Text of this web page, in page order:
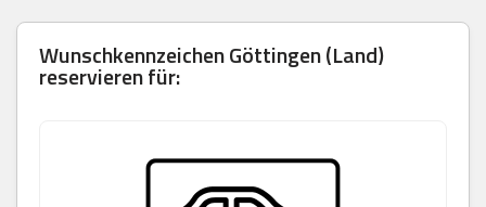
Wunschkennzeichen Göttingen (Land)
reservieren für: